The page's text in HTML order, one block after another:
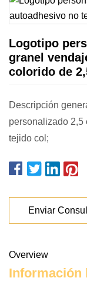
Logotipo
granel
colorido de
Descripción
personalizado 2,5
tejido col;
Enviar
Overview
Información